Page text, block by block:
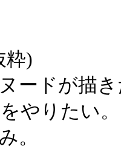
粋)
ードが描
やりたい。
。